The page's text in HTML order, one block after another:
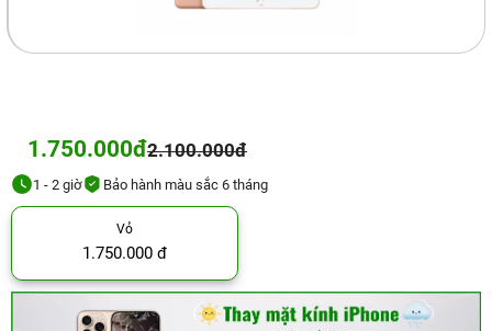
1.750.000đ2.100.000đ
1 - 2 giờ Bảo hành màu sắc 6 tháng
Vỏ
1.750.000 đ